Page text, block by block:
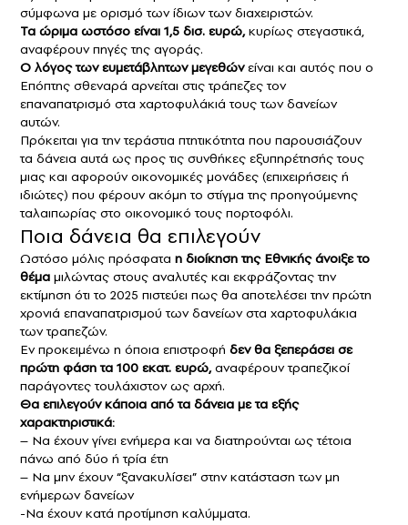
σύμφωνα με ορισμό των ίδιων των διαχειριστών.
Τα ώριμα ωστόσο είναι 1,5 δισ. ευρώ,κυρίως στεγαστικά,
αναφέρουν πηγές της αγοράς.
Ο λόγος των ευμετάβλητων μεγεθώνείναι και αυτός που ο
Επόπτης σθεναρά αρνείται στις τράπεζες τον
επαναπατρισμό στα χαρτοφυλάκιά τους των δανείων
αυτών.
Πρόκειται για την τεράστια πτητικότητα που παρουσιάζουν
τα δάνεια αυτά ως προς τις συνθήκες εξυπηρέτησής τους
μιας και αφορούν οικονομικές μονάδες (επιχειρήσεις ή
ιδιώτες) που φέρουν ακόμη το στίγμα της προηγούμενης
ταλαιπωρίας στο οικονομικό τους πορτοφόλι.
Ποια δάνεια θα επιλεγούν
Ωστόσο μόλις πρόσφατα η διοίκηση της Εθνικής άνοιξε το
θέμα μιλώντας στους αναλυτές και εκφράζοντας την
εκτίμηση ότι το 2025 πιστεύει πως θα αποτελέσει την πρώτη
χρονιά επαναπατρισμού των δανείων στα χαρτοφυλάκια
των τραπεζών.
Εν προκειμένω η όποια επιστροφή δεν θα ξεπεράσει σε
πρώτη φάση τα 100 εκατ. ευρώ,αναφέρουν τραπεζικοί
παράγοντες τουλάχιστον ως αρχή.
Θα επιλεγούν κάποια από τα δάνεια με τα εξής
χαρακτηριστικά:
– Nα έχουν γίνει ενήμερα και να διατηρούνται ως τέτοια
πάνω από δύο ή τρία έτη
– Να μην έχουν “ξανακυλίσει” στην κατάσταση των μη
ενήμερων δανείων
-Να έχουν κατά προτίμηση καλύμματα.